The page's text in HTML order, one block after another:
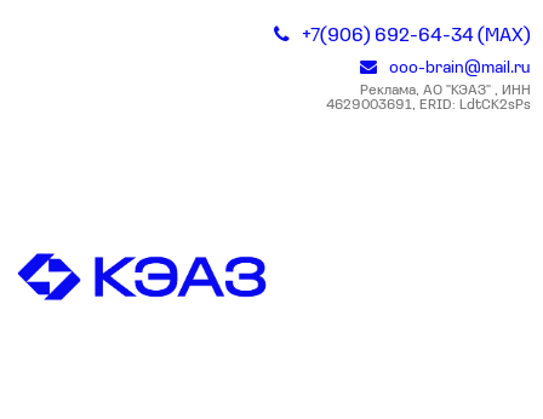
+7(906) 692-64-34 (MAX)
ooo-brain@mail.ru
Реклама, АО "КЭАЗ" , ИНН
4629003691, ERID: LdtCK2sPs